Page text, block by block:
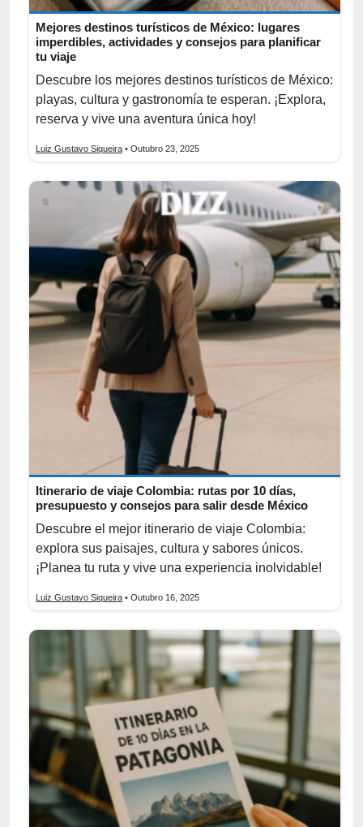
Mejores destinos turísticos de México: lugares
imperdibles, actividades y consejos para planificar
tu viaje
Descubre los mejores destinos turísticos de México:
playas, cultura y gastronomía te esperan. ¡Explora,
reserva y vive una aventura única hoy!
Luiz Gustavo Siqueira • Outubro 23, 2025
Itinerario de viaje Colombia: rutas por 10 días,
presupuesto y consejos para salir desde México
Descubre el mejor itinerario de viaje Colombia:
explora sus paisajes, cultura y sabores únicos.
¡Planea tu ruta y vive una experiencia inolvidable!
Luiz Gustavo Siqueira • Outubro 16, 2025